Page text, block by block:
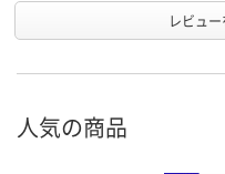
商品環境
15
レビュ
人気の商品